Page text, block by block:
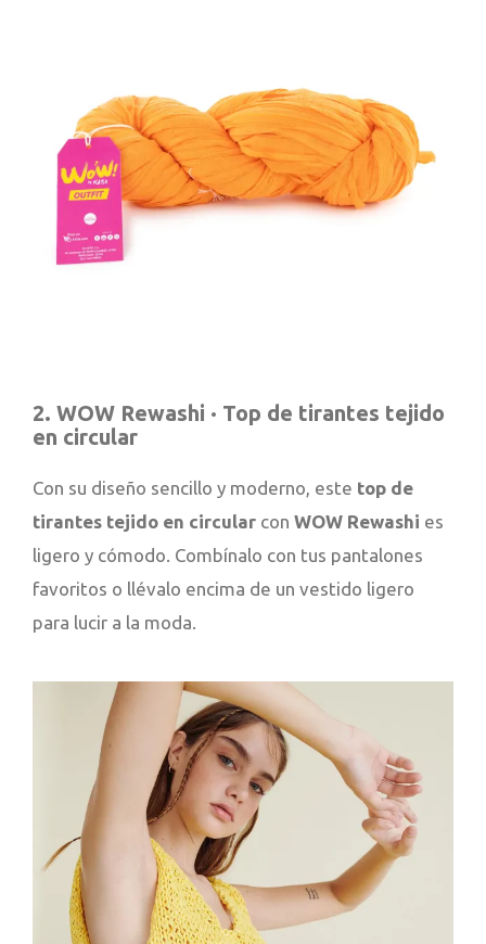
2. WOW Rewashi · Top de tirantes tejido
en circular
Con su diseño sencillo y moderno, este top de
tirantes tejido en circular con WOW Rewashi es
ligero y cómodo. Combínalo con tus pantalones
favoritos o llévalo encima de un vestido ligero
para lucir a la moda.